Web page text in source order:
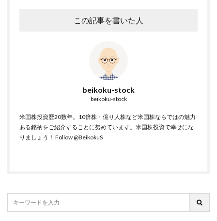
この記事を書いた人
beikoku-stock
beikoku-stock
米国株投資歴20数年。10倍株・億り人株など米国株ならではの魅力
ある銘柄をご紹介することに努めています。米国株投資で幸せにな
りましょう！ Follow @BeikokuS